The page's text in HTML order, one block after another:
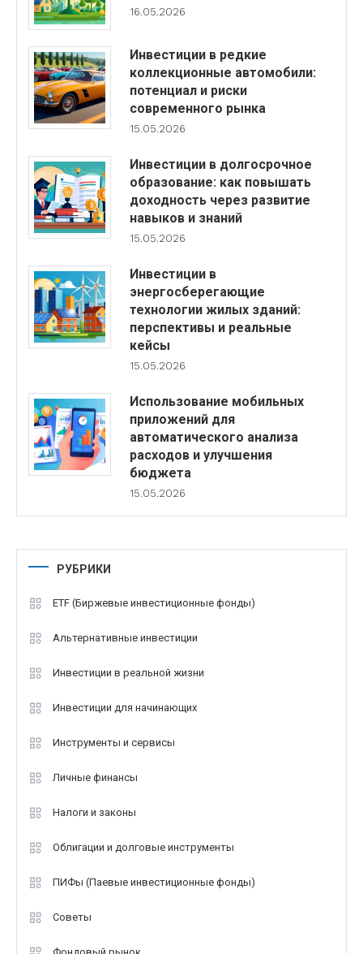
16.05.2026
Инвестиции в редкие
коллекционные автомобили:
потенциал и риски
современного рынка
15.05.2026
Инвестиции в долгосрочное
образование: как повышать
доходность через развитие
навыков и знаний
15.05.2026
Инвестиции в
энергосберегающие
технологии жилых зданий:
перспективы и реальные
кейсы
15.05.2026
Использование мобильных
приложений для
автоматического анализа
расходов и улучшения
бюджета
15.05.2026
РУБРИКИ
ETF (Биржевые инвестиционные фонды)
Альтернативные инвестиции
Инвестиции в реальной жизни
Инвестиции для начинающих
Инструменты и сервисы
Личные финансы
Налоги и законы
Облигации и долговые инструменты
ПИФы (Паевые инвестиционные фонды)
Советы